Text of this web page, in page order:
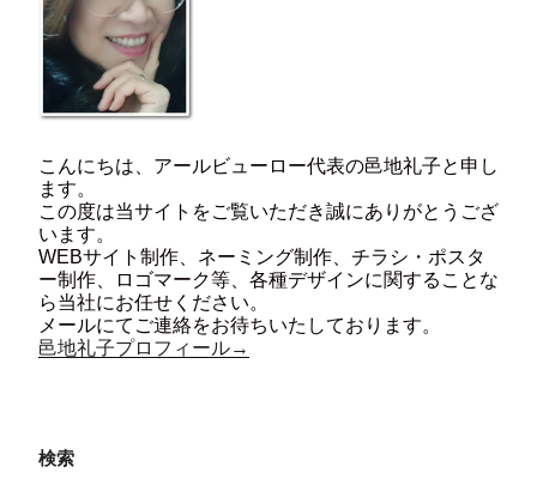
こんにちは、アールビューロー代表の邑地礼子と申し
ます。
この度は当サイトをご覧いただき誠にありがとうござ
います。
WEBサイト制作、ネーミング制作、チラシ・ポスタ
ー制作、ロゴマーク等、各種デザインに関することな
ら当社にお任せください。
メールにてご連絡をお待ちいたしております。
邑地礼子プロフィール→
検索